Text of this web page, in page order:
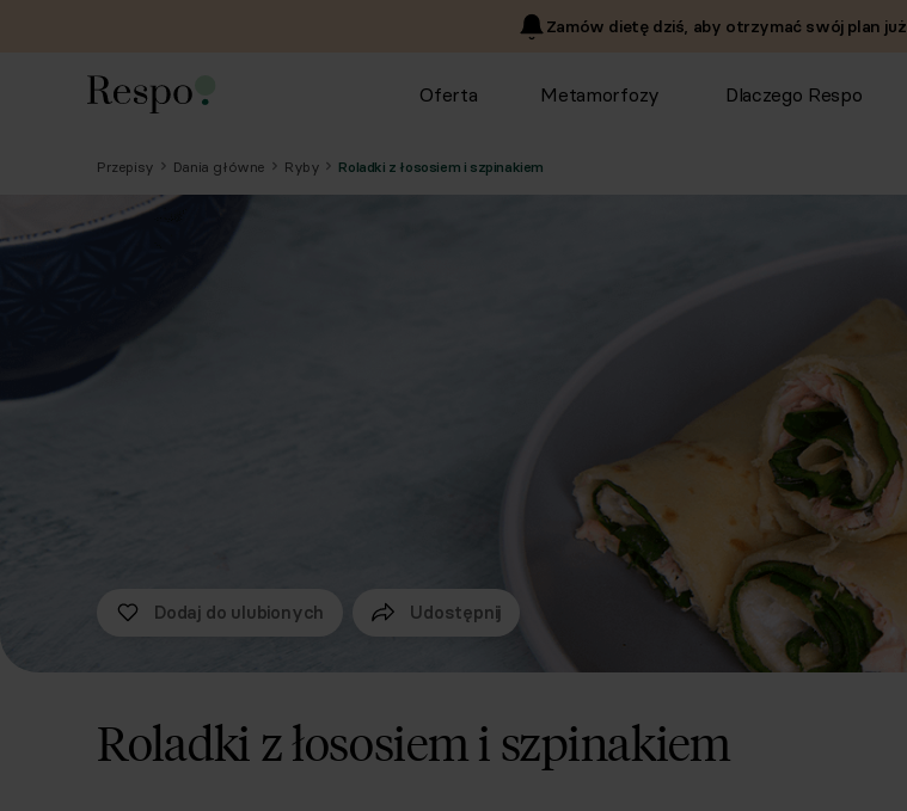
Zamów dietę dziś, aby otrzymać swój plan już
Oferta Metamorfozy Dlaczego Respo
Przepisy Dania główne Ryby Roladki z łososiem i szpinakiem
Dodaj do ulubionych Udostępnij
Roladki z łososiem i szpinakiem